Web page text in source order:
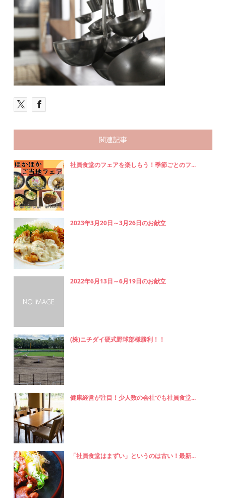
関連記事
社員食堂のフェアを楽しもう！季節ごとのフ...
2023年3月20日～3月26日のお献立
2022年6月13日～6月19日のお献立
(株)ニチダイ硬式野球部様勝利！！
健康経営が注目！少人数の会社でも社員食堂...
「社員食堂はまずい」というのは古い！最新...